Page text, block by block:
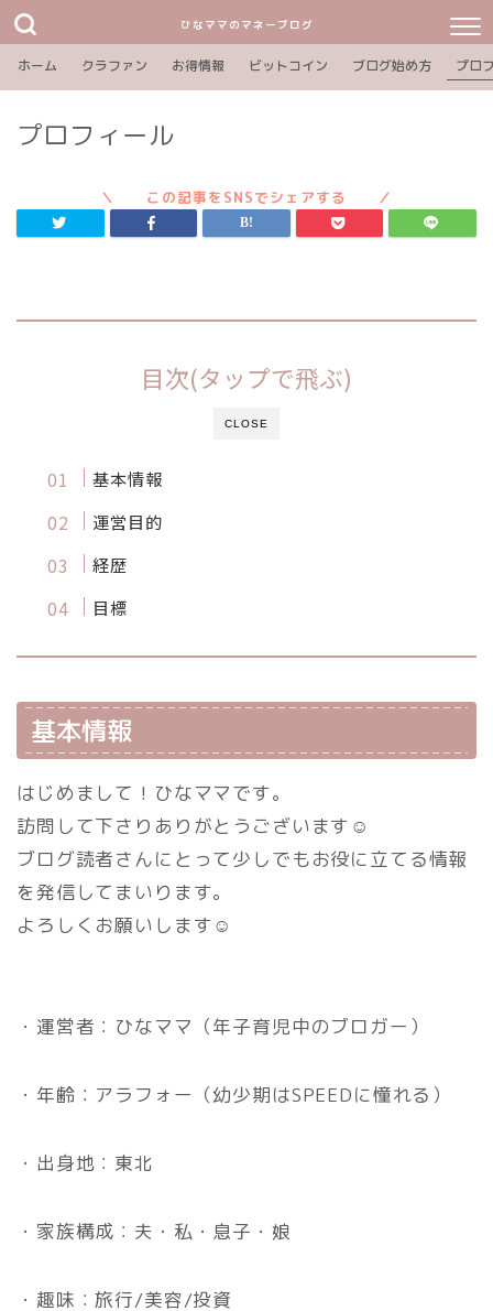
ひなママのマネーブログ
ホーム クラファン お得情報 ビットコイン ブログ始め方 プロ
プロフィール
CLOSE
目次(タップで飛ぶ)
基本情報
運営目的
経歴
目標
基本情報
はじめまして！ひなママです。
訪問して下さりありがとうございます☺
ブログ読者さんにとって少しでもお役に立てる情報
を発信してまいります。
よろしくお願いします☺
・運営者：ひなママ（年子育児中のブロガー）
・年齢：アラフォー（幼少期はSPEEDに憧れる）
・出身地：東北
・家族構成：夫・私・息子・娘
・趣味：旅行/美容/投資